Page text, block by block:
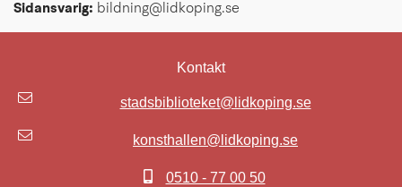
Sidansvarig: bildning@lidkoping.se
Kontakt
stadsbiblioteket@lidkoping.se
konsthallen@lidkoping.se
0510 - 77 00 50